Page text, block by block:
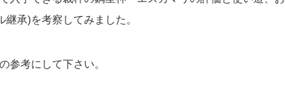
承)を考察してみました。
参考にして下さい。